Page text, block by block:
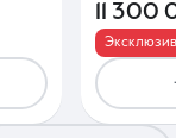
11 300
Эксклюзив